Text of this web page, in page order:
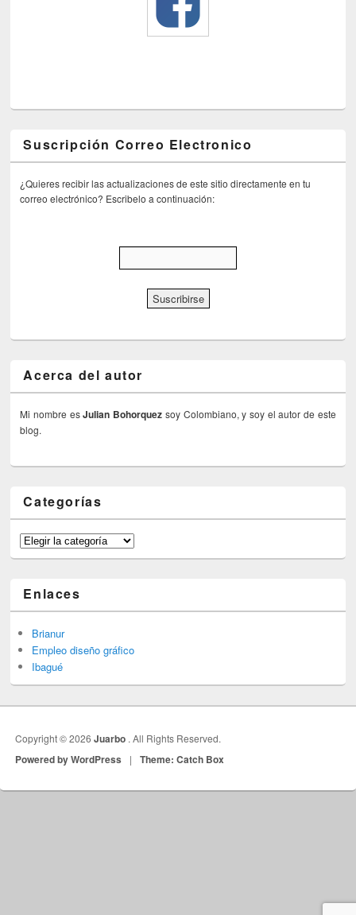
Suscripción Correo Electronico
¿Quieres recibir las actualizaciones de este sitio directamente en tu
correo electrónico? Escribelo a continuación:
Acerca del autor
Mi nombre esJulian Bohorquez soy Colombiano, y soy el autor de este
blog.
Categorías
Categorías
Enlaces
Brianur
Empleo diseño gráfico
Ibagué
Copyright © 2026Juarbo . All Rights Reserved.
Powered by WordPress | Theme: Catch Box